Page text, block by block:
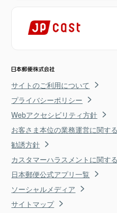
サイトのご利用について
プライバシーポリシー
Webアクセシビリティ方針
お客さま本位の業務運営に関す
勧誘方針
カスタマーハラスメントに関す
日本郵便公式アプリ一覧
ソーシャルメディア
サイトマップ